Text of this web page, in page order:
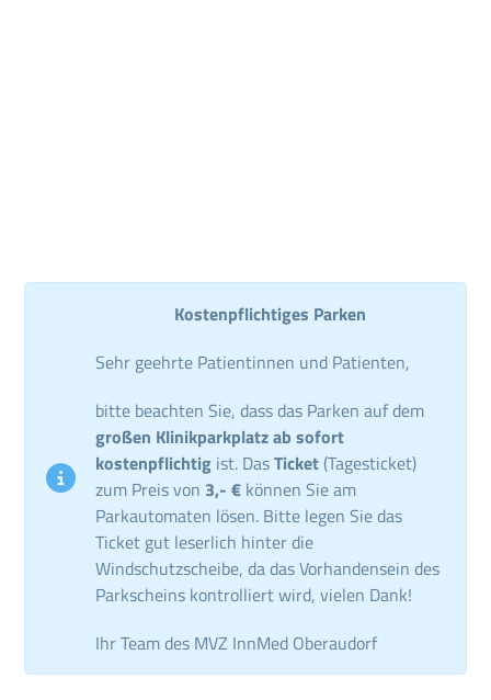
Kostenpflichtiges Parken
Sehr geehrte Patientinnen und Patienten,
bitte beachten Sie, dass das Parken auf dem
großen Klinikparkplatz ab sofort
kostenpflichtig ist. DasTicket (Tagesticket)
zum Preis von 3,- € können Sie am
Parkautomaten lösen. Bitte legen Sie das
Ticket gut leserlich hinter die
Windschutzscheibe, da das Vorhandensein des
Parkscheins kontrolliert wird, vielen Dank!
Ihr Team des MVZ InnMed Oberaudorf